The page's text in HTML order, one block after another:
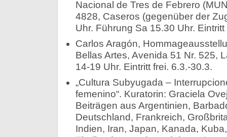
Nacional de Tres de Febrero
4828, Caseros (gegenüber der
Uhr. Führung Sa 15.30 Uhr.
Carlos Aragón,
Bellas Artes, Avenida 51 Nr. 525,
14-19 Uhr. Eintritt frei. 6.3.-30.3.
„Cultura Subyugada –
femenino“. Kuratorin: Graciela
Beiträgen aus Argentinien,
Deutschland, Frankreich,
Indien, Iran, Japan, Kanada,